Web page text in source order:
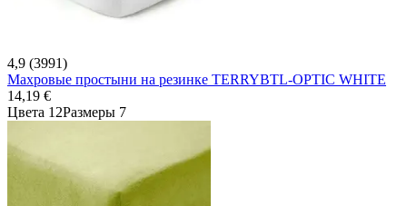
4,9 (3991)
Махровые простыни на резинке TERRYBTL-OPTIC WHITE
14,19 €
Цвета 12Размеры 7